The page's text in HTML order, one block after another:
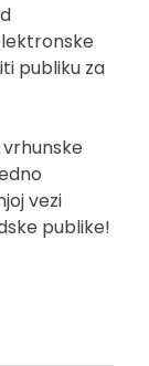
publiku za
vezi
publike!